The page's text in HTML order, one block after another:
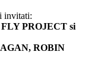
invitati:
PROJECT si
ROBIN